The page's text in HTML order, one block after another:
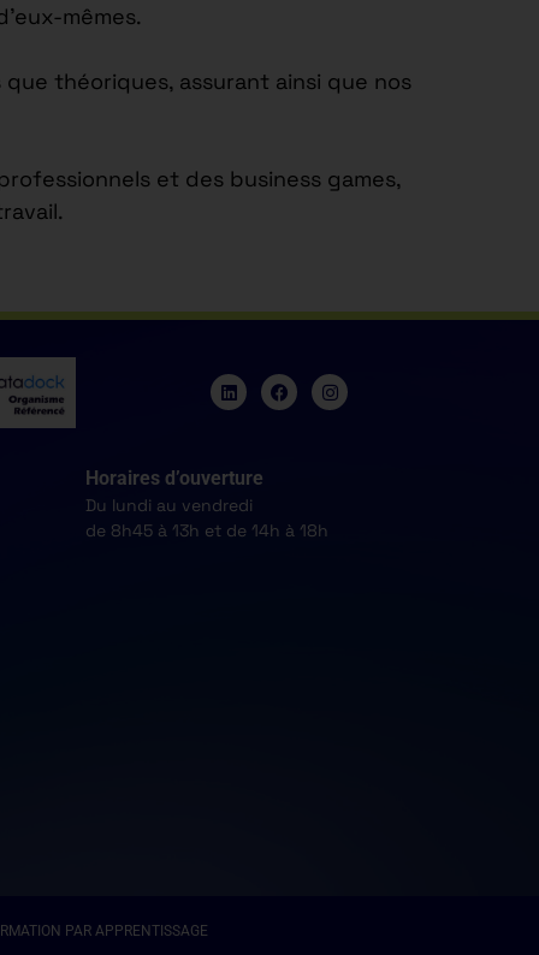
mêmes.
théoriques, assurant ainsi que nos
et des business games,
Horaires d’ouverture
Du lundi au vendredi
de 8h45 à 13h et de 14h à 18h
PAR APPRENTISSAGE